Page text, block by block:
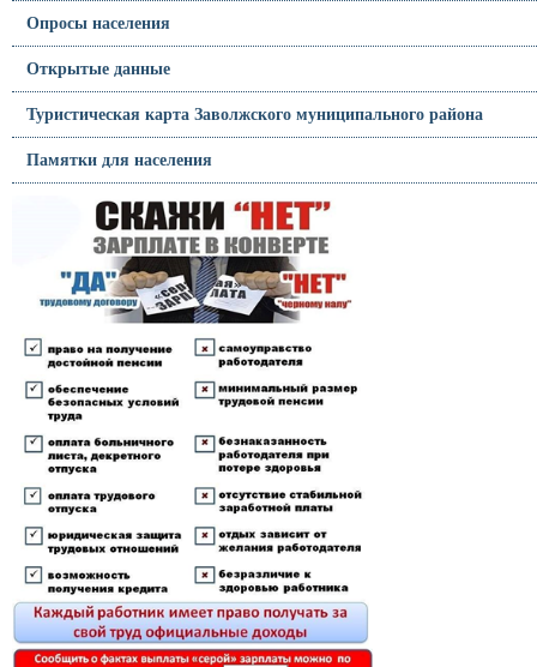
Опросы населения
Открытые данные
Туристическая карта Заволжского муниципального района
Памятки для населения